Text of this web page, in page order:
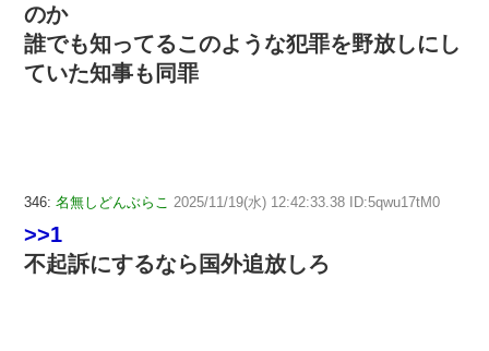
のか
誰でも知ってるこのような犯罪を野放しにし
ていた知事も同罪
346: 名無しどんぶらこ 2025/11/19(水) 12:42:33.38 ID:5qwu17tM0
>>1
不起訴にするなら国外追放しろ